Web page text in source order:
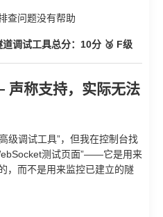
查问题没有帮助
调试工具总分：10分 🥉 F级
称支持，实际无法
级调试工具”，但我在控制台找
测试页面”——它是用来
，而不是用来监控已建立的隧